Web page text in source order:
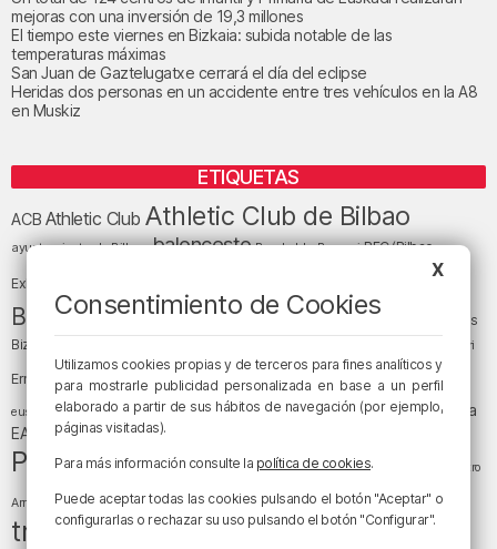
mejoras con una inversión de 19,3 millones
El tiempo este viernes en Bizkaia: subida notable de las
temperaturas máximas
San Juan de Gaztelugatxe cerrará el día del eclipse
Heridas dos personas en un accidente entre tres vehículos en la A8
en Muskiz
ETIQUETAS
ACB Athletic Club Athletic Club de Bilbao
ayuntamiento de Bilbao baloncesto Barakaldo Basauri BEC (Bilbao
Exhibition Center) Bizkaia
Bizkaia y sus comarcas Copa del Rey cultura
Cáritas
Bizkaia
Diócesis de Bilbao el tiempo Enkarterri
Ernesto Valverde Ertzaintza Euskadi (País Vasco)
euskera fiestas fútbol Gobierno vasco juanma jubera LaLiga LaLiga
EA Sports Liga Endesa
Política religión San Mamés sociedadsucesos Teatro
Arriaga tiempotiempo atmosféricotráfico
tráfico en Bizkaia
X
Consentimiento de Cookies
Utilizamos cookies propias y de terceros para fines analíticos y
para mostrarle publicidad personalizada en base a un perfil
elaborado a partir de sus hábitos de navegación (por ejemplo,
páginas visitadas).
Para más información consulte la política de cookies.
Puede aceptar todas las cookies pulsando el botón "Aceptar" o
configurarlas o rechazar su uso pulsando el botón "Configurar".